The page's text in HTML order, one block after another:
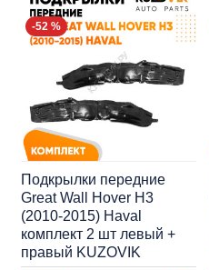
-52 %
Подкрылки передние
Great Wall Hover H3
(2010-2015) Haval
комплект 2 шт левый +
правый KUZOVIK